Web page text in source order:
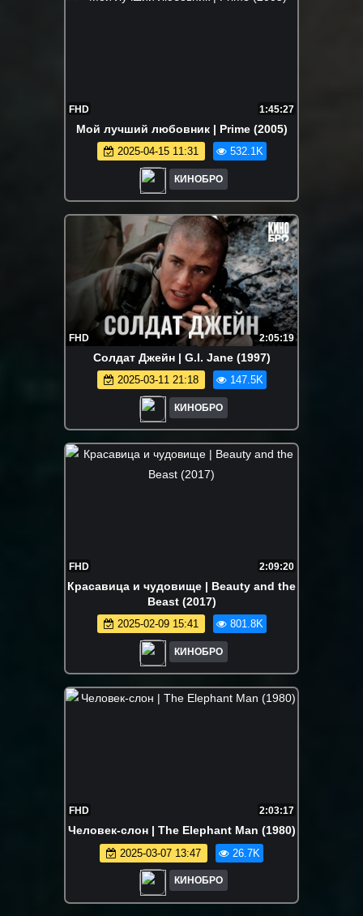
FHD 1:45:27
Мой лучший любовник | Prime (2005)
2025-04-15 11:31 532.1K
КИНОБРО
FHD 2:05:19
Солдат Джейн | G.I. Jane (1997)
2025-03-11 21:18 147.5K
КИНОБРО
FHD 2:09:20
Красавица и чудовище | Beauty and the
Beast (2017)
2025-02-09 15:41 801.8K
КИНОБРО
FHD 2:03:17
Человек-слон | The Elephant Man (1980)
2025-03-07 13:47 26.7K
КИНОБРО